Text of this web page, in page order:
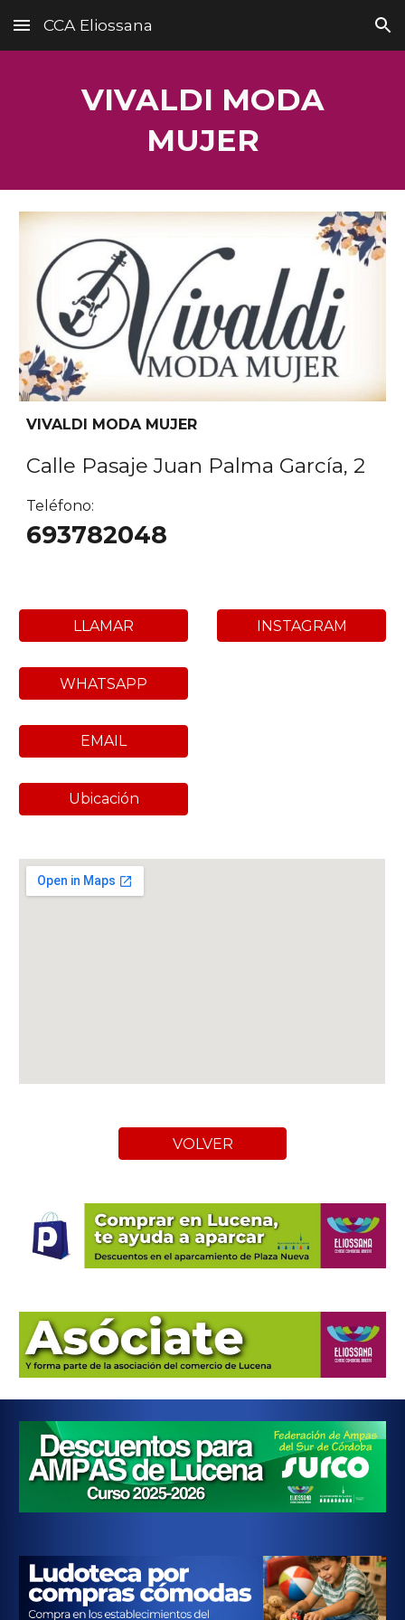
Skip to main content Skip to navigation
CCA Eliossana
VIVALDI MODA
MUJER
VIVALDI MODA MUJER
Calle Pasaje Juan Palma García,2
Teléfono:
693782048
LLAMAR
WHATSAPP
EMAIL
Ubicación
INSTAGRAM
VOLVER